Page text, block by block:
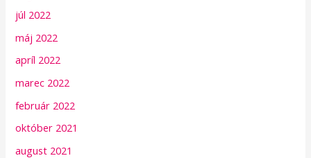
júl 2022
máj 2022
apríl 2022
marec 2022
február 2022
október 2021
august 2021